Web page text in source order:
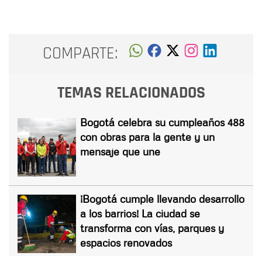
COMPARTE:
TEMAS RELACIONADOS
Bogotá celebra su cumpleaños 488
con obras para la gente y un
mensaje que une
¡Bogotá cumple llevando desarrollo
a los barrios! La ciudad se
transforma con vías, parques y
espacios renovados